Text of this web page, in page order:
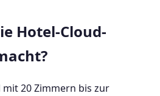
Hotel-Cloud-
20 Zimmern bis zur